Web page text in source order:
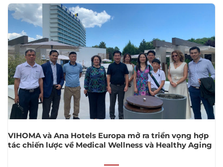
VIHOMA và Ana Hotels Europa mở ra triển vọng hợp
tác chiến lược về Medical Wellness và Healthy Aging